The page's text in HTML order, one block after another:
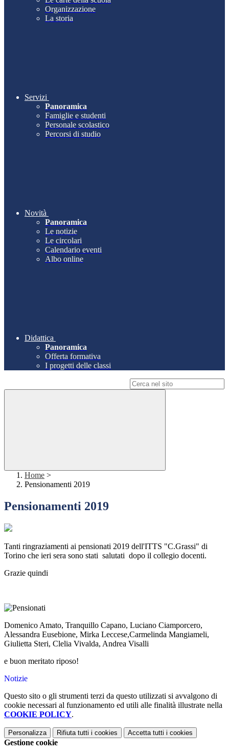
Organizzazione
La storia
Servizi
Panoramica
Famiglie e studenti
Personale scolastico
Percorsi di studio
Novità
Panoramica
Le notizie
Le circolari
Calendario eventi
Albo online
Didattica
Panoramica
Offerta formativa
I progetti delle classi
Home >
Pensionamenti 2019
Pensionamenti 2019
Tanti ringraziamenti ai pensionati 2019 dell'ITTS "C.Grassi" di
Torino che ieri sera sono stati salutati dopo il collegio docenti.
Grazie quindi
Domenico Amato, Tranquillo Capano, Luciano Ciamporcero,
Alessandra Eusebione, Mirka Leccese,Carmelinda Mangiameli,
Giulietta Steri, Clelia Vivalda, Andrea Visalli
e buon meritato riposo!
Notizie
Questo sito o gli strumenti terzi da questo utilizzati si avvalgono di
cookie necessari al funzionamento ed utili alle finalità illustrate nella
COOKIE POLICY.
Personalizza Rifiuta tutti i cookies Accetta tutti i cookies
Gestione cookie